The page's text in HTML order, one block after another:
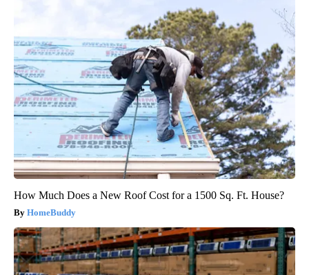
How Much Does a New Roof Cost for a 1500 Sq. Ft. House?
HomeBuddy